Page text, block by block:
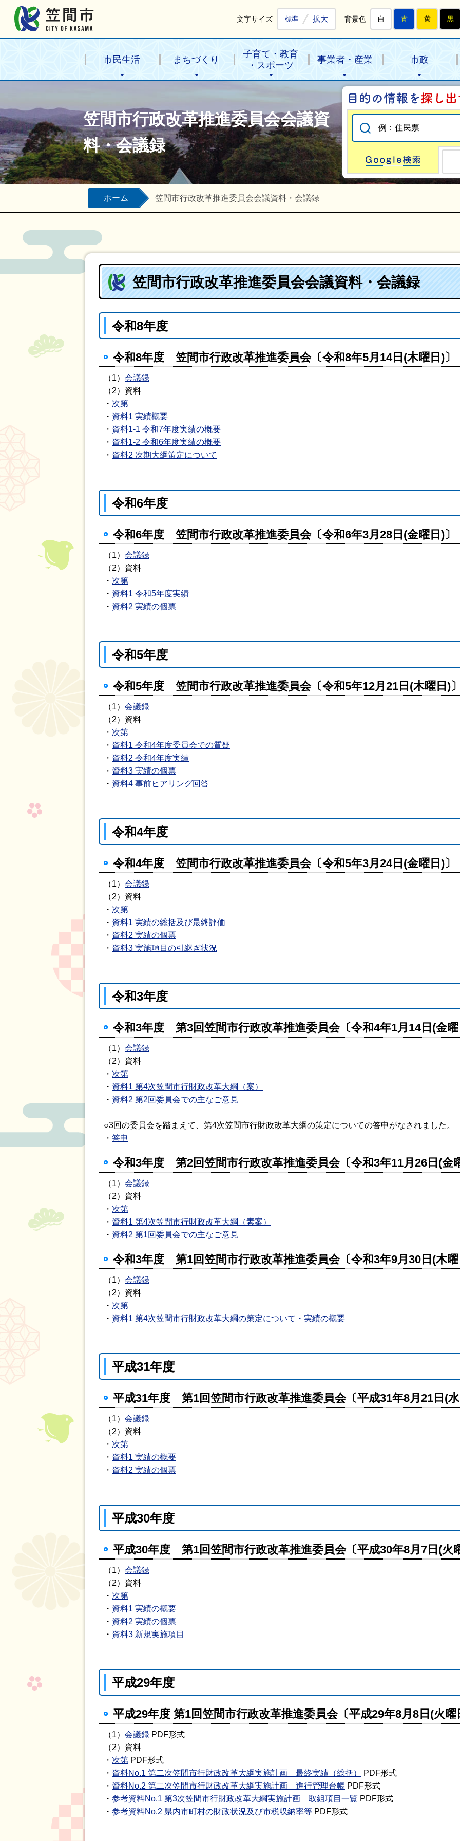
文字サイズ 標準 拡大 背景色 白 青 黄 黒
市民生活 まちづくり
子育て・教育
・スポーツ
事業者・産業 市政
笠間市行政改革推進委員会会議資
料・会議録
ホーム 笠間市行政改革推進委員会会議資料・会議録
笠間市行政改革推進委員会会議資料・会議録
令和8年度
令和8年度 笠間市行政改革推進委員会〔令和8年5月14日(木曜日)〕
（1） 会議録
（2）資料
・ 次第
・ 資料1 実績概要
・ 資料1-1 令和7年度実績の概要
・ 資料1-2 令和6年度実績の概要
・ 資料2 次期大綱策定について
令和6年度
令和6年度 笠間市行政改革推進委員会〔令和6年3月28日(金曜日)〕
（1） 会議録
（2）資料
・ 次第
・ 資料1 令和5年度実績
・ 資料2 実績の個票
令和5年度
令和5年度 笠間市行政改革推進委員会〔令和5年12月21日(木曜日)
（1） 会議録
（2）資料
・ 次第
・ 資料1 令和4年度委員会での質疑
・ 資料2 令和4年度実績
・ 資料3 実績の個票
・ 資料4 事前ヒアリング回答
令和4年度
令和4年度 笠間市行政改革推進委員会〔令和5年3月24日(金曜日)〕
（1） 会議録
（2）資料
・ 次第
・ 資料1 実績の総括及び最終評価
・ 資料2 実績の個票
・ 資料3 実施項目の引継ぎ状況
令和3年度
令和3年度 第3回笠間市行政改革推進委員会〔令和4年1月14日(金
（1） 会議録
（2）資料
・ 次第
・ 資料1 第4次笠間市行財政改革大綱（案）
・ 資料2 第2回委員会での主なご意見
○3回の委員会を踏まえて、第4次笠間市行財政改革大綱の策定についての答申がなされました。
・ 答申
令和3年度 第2回笠間市行政改革推進委員会〔令和3年11月26日(金
（1） 会議録
（2）資料
・ 次第
・ 資料1 第4次笠間市行財政改革大綱（素案）
・ 資料2 第1回委員会での主なご意見
令和3年度 第1回笠間市行政改革推進委員会〔令和3年9月30日(木
（1） 会議録
（2）資料
・ 次第
・ 資料1 第4次笠間市行財政改革大綱の策定について・実績の概要
平成31年度
平成31年度 第1回笠間市行政改革推進委員会〔平成31年8月21日(
（1） 会議録
（2）資料
・ 次第
・ 資料1 実績の概要
・ 資料2 実績の個票
平成30年度
平成30年度 第1回笠間市行政改革推進委員会〔平成30年8月7日(火
（1） 会議録
（2）資料
・ 次第
・ 資料1 実績の概要
・ 資料2 実績の個票
・ 資料3 新規実施項目
平成29年度
平成29年度 第1回笠間市行政改革推進委員会〔平成29年8月8日(火曜
（1） 会議録 PDF形式
（2）資料
・ 次第 PDF形式
・ 資料No.1 第二次笠間市行財政改革大綱実施計画 最終実績（総括）
PDF形式
・ 資料No.2 第二次笠間市行財政改革大綱実施計画 進行管理台帳 PDF形式
・ 参考資料No.1 第3次笠間市行財政改革大綱実施計画 取組項目一覧 PDF形式
・ 参考資料No.2 県内市町村の財政状況及び市税収納率等 PDF形式